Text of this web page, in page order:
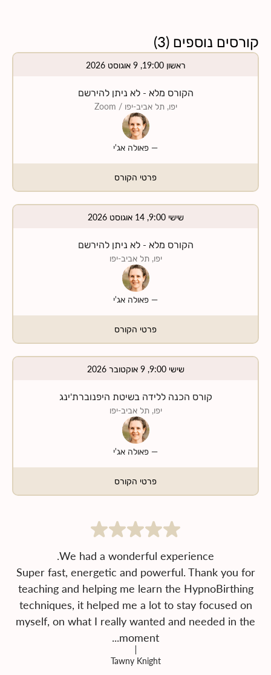
קורסים נוספים (
3
)
ראשון 19:00, 9 אוגוסט 2026
הקורס מלא - לא ניתן להירשם
יפו, תל אביב-יפו / Zoom
— פאולה אג'י
פרטי הקורס
שישי 9:00, 14 אוגוסט 2026
הקורס מלא - לא ניתן להירשם
יפו, תל אביב-יפו
— פאולה אג'י
פרטי הקורס
שישי 9:00, 9 אוקטובר 2026
קורס הכנה ללידה בשיטת היפנוברת'ינג
יפו, תל אביב-יפו
— פאולה אג'י
פרטי הקורס
Super fast, energetic and powerful. Thank you for
teaching and helping me learn the HypnoBirthing
techniques, it helped me a lot to stay focused on
myself, on what I really wanted and needed in the
moment...
Tawny Knight